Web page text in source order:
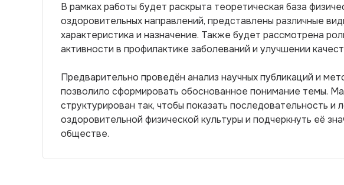
В рамках работы будет раскрыта теоретическая база
оздоровительных направлений, представлены различные
характеристика и назначение. Также будет рассмотрена
активности в профилактике заболеваний и улучшении
Предварительно проведён анализ научных публикаций и
позволило сформировать обоснованное понимание темы.
структурирован так, чтобы показать последовательность и
оздоровительной физической культуры и подчеркнуть её
обществе.